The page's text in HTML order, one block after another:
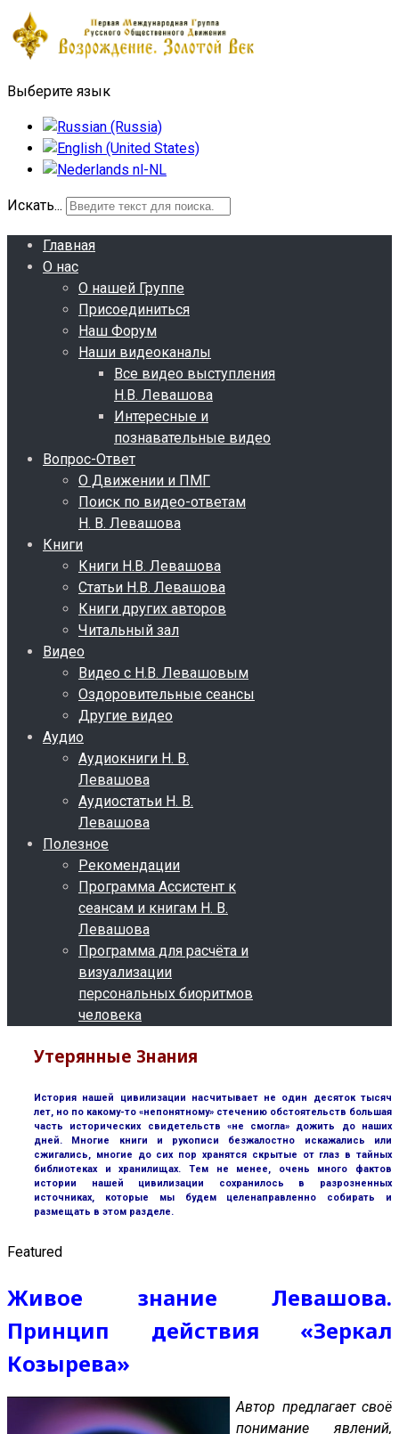
Выберите язык
Искать...
Главная
О нас
О нашей Группе
Присоединиться
Наш Форум
Наши видеоканалы
Все видео выступления
Н.В. Левашова
Интересные и
познавательные видео
Вопрос-Ответ
О Движении и ПМГ
Поиск по видео-ответам
Н. В. Левашова
Книги
Книги Н.В. Левашова
Статьи Н.В. Левашова
Книги других авторов
Читальный зал
Видео
Видео с Н.В. Левашовым
Оздоровительные сеансы
Другие видео
Аудио
Аудиокниги Н. В.
Левашова
Аудиостатьи Н. В.
Левашова
Полезное
Рекомендации
Программа Ассистент к
сеансам и книгам Н. В.
Левашова
Программа для расчёта и
визуализации
персональных биоритмов
человека
Утерянные Знания
История нашей цивилизации насчитывает не один десяток тысяч
лет, но по какому-то «непонятному» стечению обстоятельств большая
часть исторических свидетельств «не смогла» дожить до наших
дней. Многие книги и рукописи безжалостно искажались или
сжигались, многие до сих пор хранятся скрытые от глаз в тайных
библиотеках и хранилищах. Тем не менее, очень много фактов
истории нашей цивилизации сохранилось в разрозненных
источниках, которые мы будем целенаправленно собирать и
размещать в этом разделе.
Featured
Живое знание Левашова.
Принцип действия «Зеркал
Козырева»
Автор предлагает своё
понимание явлений,